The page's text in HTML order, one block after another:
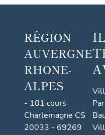
RÉGION
AUVERGNE
RHONE-
ALPES
- 101 cours
Charlemagne CS
20033 - 69269